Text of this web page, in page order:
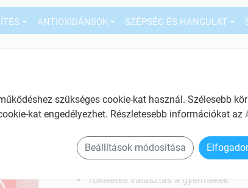
ANTIOXIDÁNSOK SZÉPSÉG ÉS HANGULAT
erdeigyümölcs 30 db
Multivitamin gyerekeknek
Tartalom: 30 db
Tökéletes választás a gyermekek
szükséges cookie-kat használ. Szélesebb
kat engedélyezhet. Részletesebb információkat az
Beállítások módosítása